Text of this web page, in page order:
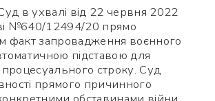
в ухвалі від 22 червня 2022
№640/12494/20 прямо
факт запровадження воєнного
підставою для
строку. Суд
прямого причинного
потрібні поля